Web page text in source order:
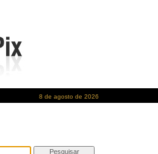
8 de agosto de 2026